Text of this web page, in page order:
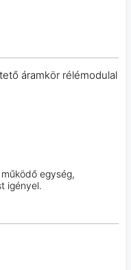
áramkör rélémodulal
egység,
igényel.